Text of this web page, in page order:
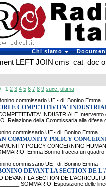
Chi siamo
LEFT JOIN cms_cat_doc
1 2 3 4 5 6 7 8 9 succ. ultima
commissario UE - di: Bonino Emma
E COMPETITIVITA'
INDUSTRIALE
Relazione della Commissaria alla difesa
commissario UE - di: Bonino Emma
COMMUNITY POLICY
POLICY CONCERNING
Emma Bonino traccia un
commissario UE - di: Bonino Emma
DEVANT LA SECTION DE
DEVANT LA SECTION DE
SOMMARIO. Esposizione delle